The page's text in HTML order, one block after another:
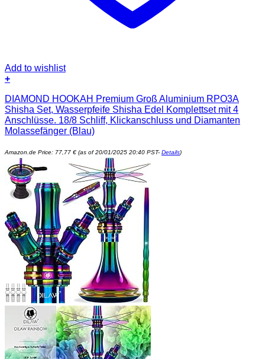
Add to wishlist
+
DIAMOND HOOKAH Premium Groß Aluminium RPO3A
Shisha Set, Wasserpfeife Shisha Edel Komplettset mit 4
Anschlüsse. 18/8 Schliff, Klickanschluss und Diamanten
Molassefänger (Blau)
Amazon.de Price: 77,77 € (as of 20/01/2025 20:40 PST- Details)